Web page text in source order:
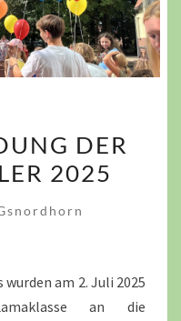
DER
2025
am 2. Juli 2025
an die